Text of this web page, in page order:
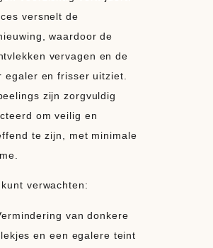
versnelt de
waardoor de
vervagen en de
egaler en frisser uitziet.
zijn zorgvuldig
om veilig en
te zijn, met minimale
verwachten:
van donkere
en een egalere teint